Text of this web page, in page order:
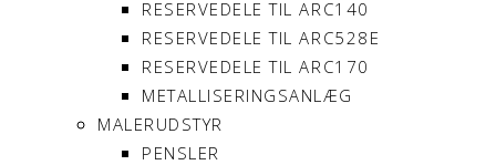
RESERVEDELE TIL ARC140
RESERVEDELE TIL ARC528E
RESERVEDELE TIL ARC170
METALLISERINGSANLÆG
MALERUDSTYR
PENSLER